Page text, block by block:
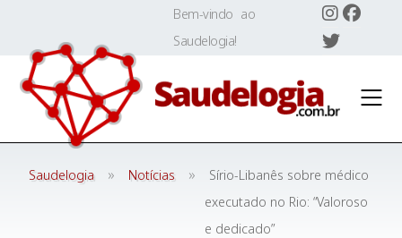
content
Bem-vindo ao
Saudelogia!
Saudelogia » Notícias »
Sírio-Libanês sobre médico
executado no Rio: “Valoroso
e dedicado”